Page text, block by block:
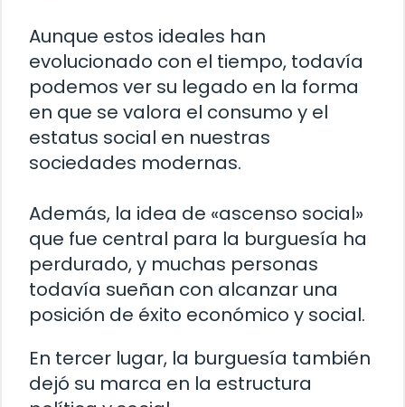
Aunque estos ideales han
evolucionado con el tiempo, todavía
podemos ver su legado en la forma
en que se valora el consumo y el
estatus social en nuestras
sociedades modernas.
Además, la idea de «ascenso social»
que fue central para la burguesía ha
perdurado, y muchas personas
todavía sueñan con alcanzar una
posición de éxito económico y social.
En tercer lugar, la burguesía también
dejó su marca en la estructura